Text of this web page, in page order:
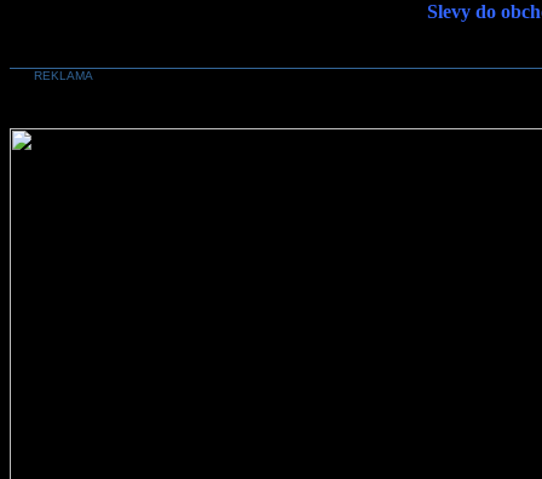
Slevy do
REKLAMA